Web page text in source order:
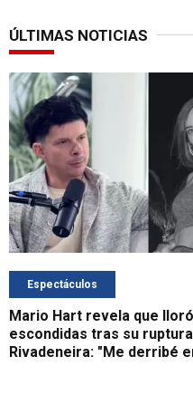
ÚLTIMAS NOTICIAS
Espectáculos
Mario Hart revela que
escondidas tras su
Rivadeneira: "Me derribé